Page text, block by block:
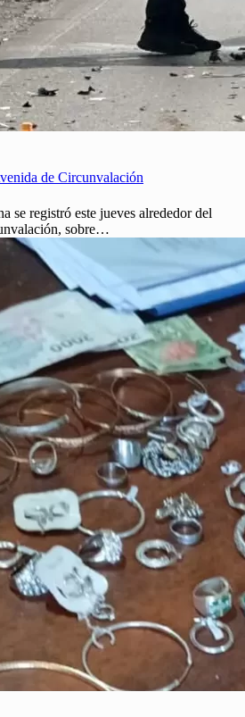
de Circunvalación
se registró este jueves alrededor del
sobre…